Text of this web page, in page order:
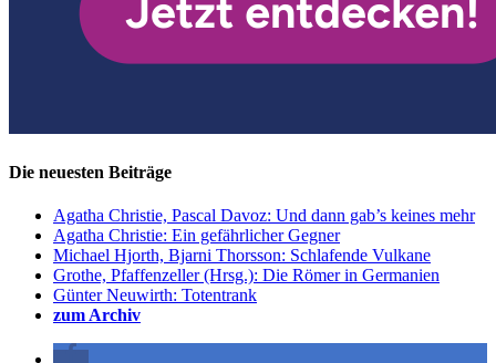
Die neuesten Beiträge
Agatha Christie, Pascal Davoz: Und dann gab’s keines mehr
Agatha Christie: Ein gefährlicher Gegner
Michael Hjorth, Bjarni Thorsson: Schlafende Vulkane
Grothe, Pfaffenzeller (Hrsg.): Die Römer in Germanien
Günter Neuwirth: Totentrank
zum Archiv